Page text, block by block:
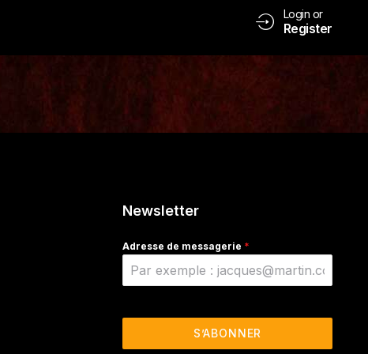
Login or
Register
Newsletter
Adresse de messagerie *
S’ABONNER